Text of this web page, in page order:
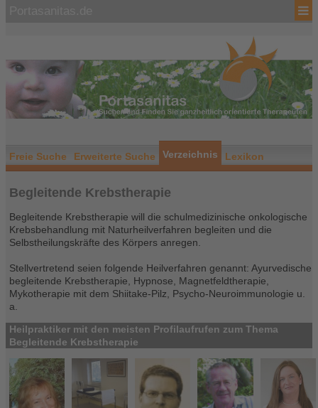
Freie Suche Erweiterte Suche Verzeichnis Lexikon
Begleitende Krebstherapie
Begleitende Krebstherapie will die schulmedizinische onkologische
Krebsbehandlung mit Naturheilverfahren begleiten und die
Selbstheilungskräfte des Körpers anregen.
Stellvertretend seien folgende Heilverfahren genannt: Ayurvedische
begleitende Krebstherapie, Hypnose, Magnetfeldtherapie,
Mykotherapie mit dem Shiitake-Pilz, Psycho-Neuroimmunologie u.
a.
Heilpraktiker mit den meisten Profilaufrufen zum Thema
Begleitende Krebstherapie